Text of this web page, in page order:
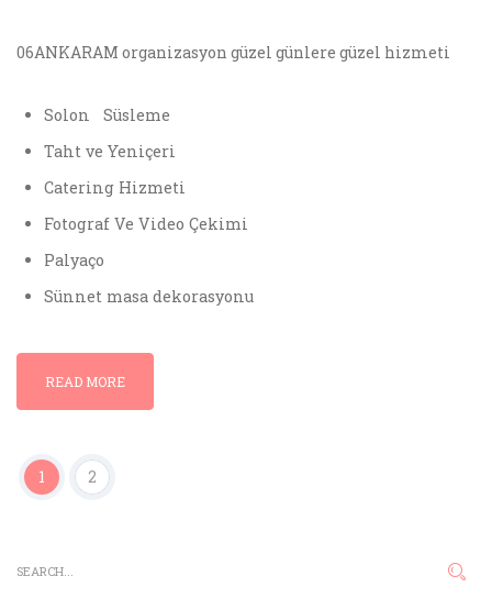
06ANKARAM organizasyon güzel günlere güzel hizmeti
Solon
Süsleme
Taht ve Yeniçeri
Catering Hizmeti
Fotograf Ve Video Çekimi
Palyaço
Sünnet masa dekorasyonu
READ MORE
1 2